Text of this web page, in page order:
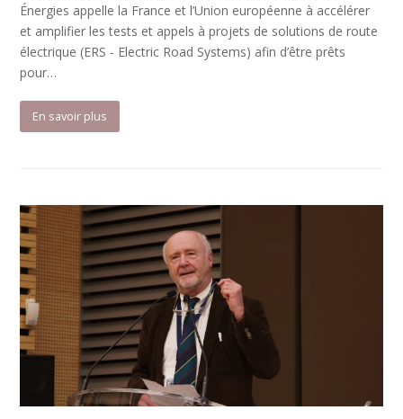
Énergies appelle la France et l’Union européenne à accélérer
et amplifier les tests et appels à projets de solutions de route
électrique (ERS - Electric Road Systems) afin d’être prêts
pour…
En savoir plus